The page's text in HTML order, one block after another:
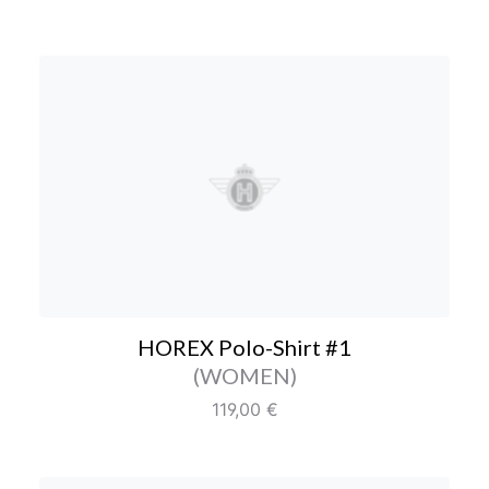
HOREX Polo-Shirt #1
HOREX Polo-Shirt #1
(WOMEN)Farbe/Editionen
Regulärer Preis:
119,00 €